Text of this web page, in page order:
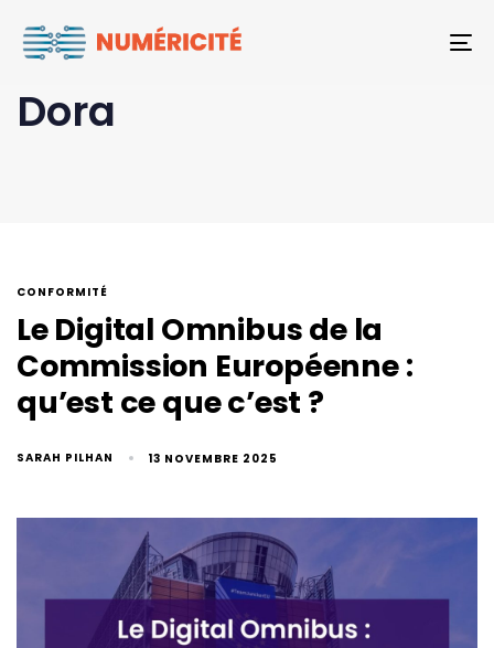
Dora
CONFORMITÉ
Le Digital Omnibus de la
Commission Européenne :
qu’est ce que c’est ?
SARAH PILHAN 13 NOVEMBRE 2025